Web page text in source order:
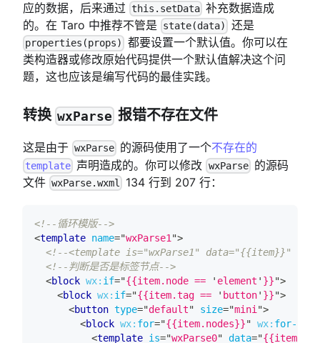
应的数据，后来通过 this.setData 补充数据造成
的。在 Taro 中推荐不管是
state(data) 还是
properties(props)
都要设置一个默认值。你可以在
类构造器或修改原始代码提供一个默认值解决这个问
题，这也应该是编写代码的最佳实践。
转换 wxParse 报错不存在文件
这是由于 wxParse 的源码使用了一个不存在的
template 声明造成的。你可以修改 wxParse的源码
文件 wxParse.wxml 134 行到 207 行：
<!--循环模版-->
<template name="wxParse1 ">
<!--<template is="wxParse1" data="{{item}}" />--
<!--判断是否是标签节点-->
<block wx: if="{{item.node == ' element ' }}">
<block wx: if="{{item.tag == ' button' }}">
<button type="default" size="mini ">
<block wx: for="{{item.nodes}}" wx: for-item
<template is="wxParse0" data="{{item}}